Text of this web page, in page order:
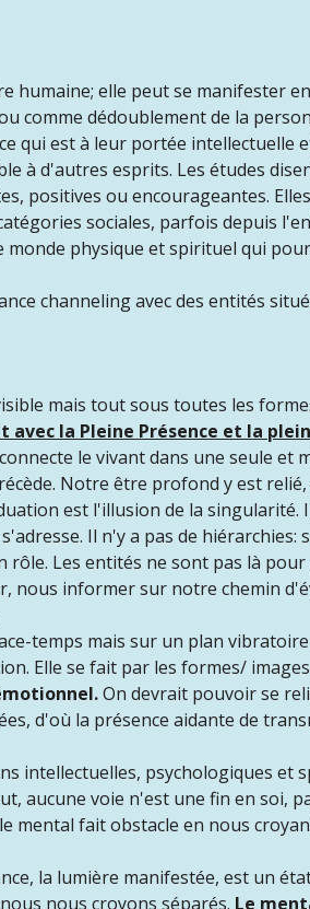
humaine; elle peut se manifester
comme dédoublement de la
qui est à leur portée intellectuelle
à d'autres esprits. Les études
positives ou encourageantes.
sociales, parfois depuis
physique et spirituel qui
channeling avec des entités
mais tout sous toutes les
avec la Pleine Présence et la
le vivant dans une seule et
Notre être profond y est
est l'illusion de la
Il n'y a pas de
Les entités ne sont pas là
informer sur notre chemin
temps mais sur un plan
Elle se fait par les formes/
On devrait pouvoir se
d'où la présence aidante de
intellectuelles, psychologiques et
aucune voie n'est une fin en soi,
mental fait obstacle en nous
la lumière manifestée, est un
nous croyons séparés. Le